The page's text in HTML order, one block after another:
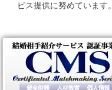
ビス提供に努めています。